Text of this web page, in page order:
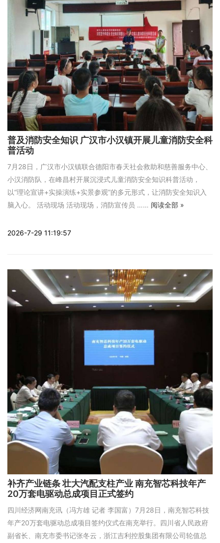
普及消防安全知识 广汉市小汉镇开展儿童消防安全科
普活动
7月28日，广汉市小汉镇联合德阳市春天社会救助和慈善服务中心、
小汉消防队，在峰昌村开展沉浸式儿童消防安全知识科普活动，
以“理论宣讲+实操演练+实景参观”的多元形式，让消防安全知识入
脑入心。 活动现场 活动现场，消防宣传员 …… 阅读全部 »
2026-7-29 11:19:57
补齐产业链条 壮大汽配支柱产业 南充智芯科技年产
20万套电驱动总成项目正式签约
四川经济网南充讯（冯方雄 记者 李国富）7月28日，南充智芯科技
年产20万套电驱动总成项目签约仪式在南充举行。四川省人民政府
副省长、南充市委书记张冬云，浙江吉利控股集团有限公司轮值总